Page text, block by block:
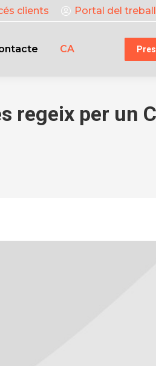
clients Portal del
CA
regeix per un